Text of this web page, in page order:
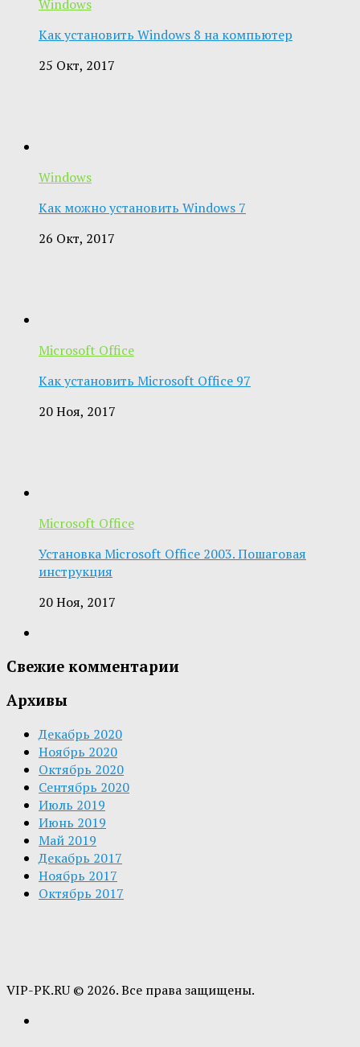
Windows
Как установить Windows 8 на компьютер
25 Окт, 2017
Windows
Как можно установить Windows 7
26 Окт, 2017
Microsoft Office
Как установить Microsoft Office 97
20 Ноя, 2017
Microsoft Office
Установка Microsoft Office 2003. Пошаговая
инструкция
20 Ноя, 2017
Свежие комментарии
Архивы
Декабрь 2020
Ноябрь 2020
Октябрь 2020
Сентябрь 2020
Июль 2019
Июнь 2019
Май 2019
Декабрь 2017
Ноябрь 2017
Октябрь 2017
VIP-PK.RU © 2026. Все права защищены.